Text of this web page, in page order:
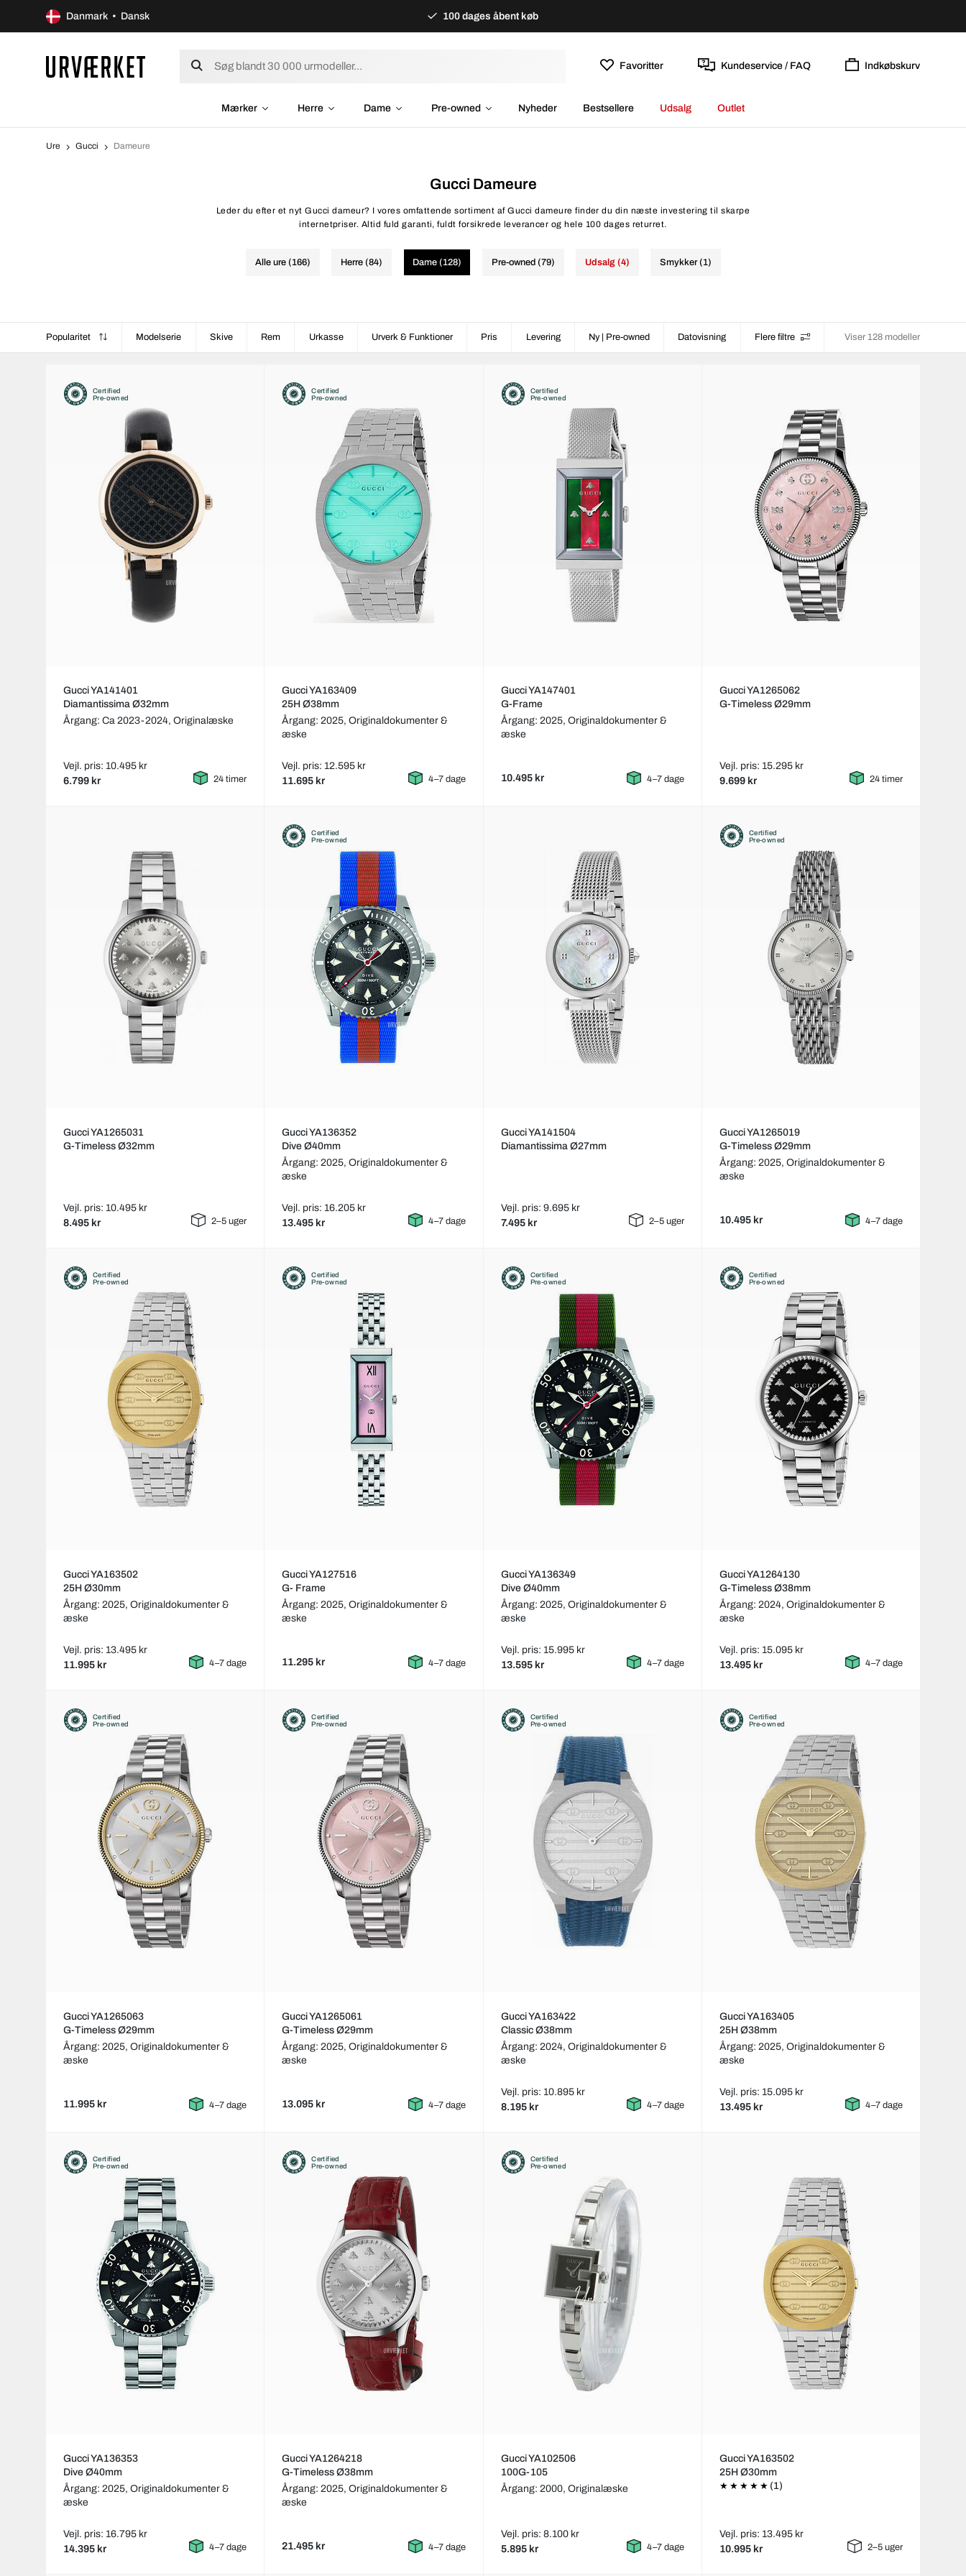
Danmark • Dansk 100 dages åbent køb
Favoritter Kundeservice / FAQ Indkøbskurv
Mærker Herre Dame Pre-owned Nyheder Bestsellere Udsalg Outlet
Ure Gucci Dameure
Gucci Dameure
Leder du efter et nyt Gucci dameur? I vores omfattende sortiment af Gucci dameure finder du din næste investering til skarpe
internetpriser. Altid fuld garanti, fuldt forsikrede leverancer og hele 100 dages returret.
Alle ure (166) Herre (84) Dame (128) Pre-owned (79) Udsalg (4) Smykker (1)
Popularitet Modelserie Skive Rem Urkasse Urverk & Funktioner Pris Levering Ny | Pre-owned Datovisning Flere filtre Viser 128 modeller
Certified
Pre-owned
Gucci YA141401
Diamantissima Ø32mm
Årgang: Ca 2023-2024, Originalæske
Vejl. pris: 10.495 kr
6.799 kr 24 timer
Certified
Pre-owned
Gucci YA163409
25H Ø38mm
Årgang: 2025,Originaldokumenter &
æske
Vejl. pris: 12.595 kr
11.695 kr 4–7 dage
Certified
Pre-owned
Gucci YA147401
G-Frame
Årgang: 2025, Originaldokumenter &
æske
10.495 kr 4–7 dage
Gucci YA1265062
G-Timeless Ø29mm
Vejl. pris: 15.295 kr
9.699 kr 24 timer
Gucci YA1265031
G-Timeless Ø32mm
Vejl. pris: 10.495 kr
8.495 kr 2–5 uger
Certified
Pre-owned
Gucci YA136352
Dive Ø40mm
Årgang: 2025,Originaldokumenter &
æske
Vejl. pris: 16.205 kr
13.495 kr 4–7 dage
Gucci YA141504
Diamantissima Ø27mm
Vejl. pris: 9.695 kr
7.495 kr 2–5 uger
Certified
Pre-owned
Gucci YA1265019
G-Timeless Ø29mm
Årgang: 2025, Originaldokumenter &
æske
10.495 kr 4–7 dage
Certified
Pre-owned
Gucci YA163502
25H Ø30mm
Årgang: 2025, Originaldokumenter &
æske
Vejl. pris: 13.495 kr
11.995 kr 4–7 dage
Certified
Pre-owned
Gucci YA127516
G- Frame
Årgang: 2025,Originaldokumenter &
æske
11.295 kr 4–7 dage
Certified
Pre-owned
Gucci YA136349
Dive Ø40mm
Årgang: 2025, Originaldokumenter &
æske
Vejl. pris: 15.995 kr
13.595 kr 4–7 dage
Certified
Pre-owned
Gucci YA1264130
G-Timeless Ø38mm
Årgang: 2024, Originaldokumenter &
æske
Vejl. pris: 15.095 kr
13.495 kr 4–7 dage
Certified
Pre-owned
Gucci YA1265063
G-Timeless Ø29mm
Årgang: 2025, Originaldokumenter &
æske
11.995 kr 4–7 dage
Certified
Pre-owned
Gucci YA1265061
G-Timeless Ø29mm
Årgang: 2025,Originaldokumenter &
æske
13.095 kr 4–7 dage
Certified
Pre-owned
Gucci YA163422
Classic Ø38mm
Årgang: 2024, Originaldokumenter &
æske
Vejl. pris: 10.895 kr
8.195 kr 4–7 dage
Certified
Pre-owned
Gucci YA163405
25H Ø38mm
Årgang: 2025, Originaldokumenter &
æske
Vejl. pris: 15.095 kr
13.495 kr 4–7 dage
Certified
Pre-owned
Gucci YA136353
Dive Ø40mm
Årgang: 2025, Originaldokumenter &
æske
Vejl. pris: 16.795 kr
14.395 kr 4–7 dage
Certified
Pre-owned
Gucci YA1264218
G-Timeless Ø38mm
Årgang: 2025,Originaldokumenter &
æske
21.495 kr 4–7 dage
Certified
Pre-owned
Gucci YA102506
100G-105
Årgang: 2000, Originalæske
Vejl. pris: 8.100 kr
5.895 kr 4–7 dage
Gucci YA163502
25H Ø30mm
(1)
Vejl. pris: 13.495 kr
10.995 kr 2–5 uger